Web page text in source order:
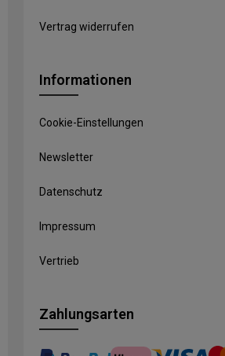
Vertrag widerrufen
Informationen
Cookie-Einstellungen
Newsletter
Datenschutz
Impressum
Vertrieb
Zahlungsarten